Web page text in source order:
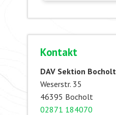
Kontakt
DAV Sektion Bocholt
Weserstr. 35
46395 Bocholt
02871 184070